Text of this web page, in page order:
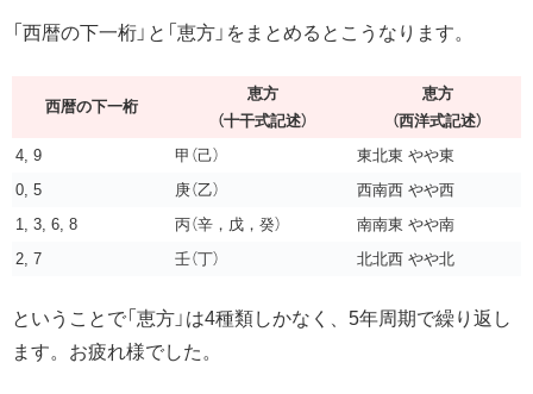
「西暦の下一桁」と「恵方」をまとめるとこうなります。
西暦の下一桁
恵方
（十干式記述）
恵方
（西洋式記述）
4, 9
甲（己）
東北東 やや東
0, 5
庚（乙）
西南西 やや西
1, 3, 6, 8
丙（辛，戊，癸）
南南東 やや南
2, 7
壬（丁） 北北西 やや北
ということで「恵方」は4種類しかなく、5年周期で繰り返し
ます。お疲れ様でした。